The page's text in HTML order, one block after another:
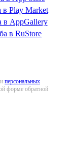
персональных
форме обратной